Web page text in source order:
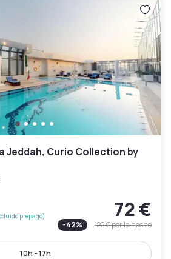
Jeddah, Curio Collection by
prepago)
72 €
-42% 122 €por la noche
10h - 17h